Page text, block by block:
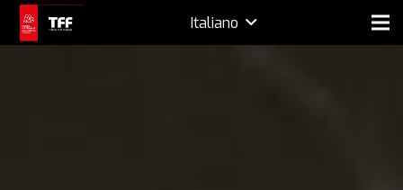
Italiano